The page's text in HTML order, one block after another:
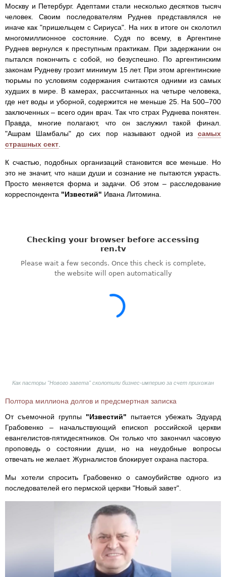
Москву и Петербург. Адептами стали несколько десятков тысяч
человек. Своим последователям Руднев представлялся не
иначе как "пришельцем с Сириуса". На них в итоге он сколотил
многомиллионное состояние. Судя по всему, в Аргентине
Руднев вернулся к преступным практикам. При задержании он
пытался покончить с собой, но безуспешно. По аргентинским
законам Рудневу грозит минимум 15 лет. При этом аргентинские
тюрьмы по условиям содержания считаются одними из самых
худших в мире. В камерах, рассчитанных на четыре человека,
где нет воды и уборной, содержится не меньше 25. На 500–700
заключенных – всего один врач. Так что страх Руднева понятен.
Правда, многие полагают, что он заслужил такой финал.
"Ашрам Шамбалы" до сих пор называют одной из самых
страшных сект
К счастью, подобных организаций становится все меньше. Но
это не значит, что наши души и сознание не пытаются украсть.
Просто меняется форма и задачи. Об этом – расследование
корреспондента "Известий" Ивана Литомина.
Как пасторы "Нового завета" сколотили бизнес-империю за счет прихожан
Полтора миллиона долгов и предсмертная записка
От съемочной группы "Известий" пытается убежать Эдуард
Грабовенко – начальствующий епископ российской церкви
евангелистов-пятидесятников. Он только что закончил часовую
проповедь о состоянии души, но на неудобные вопросы
отвечать не желает. Журналистов блокирует охрана пастора.
Мы хотели спросить Грабовенко о самоубийстве одного из
последователей его пермской церкви "Новый завет".